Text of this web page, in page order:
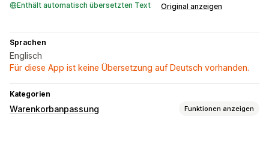
Enthält automatisch übersetzten Text Original anzeigen
Sprachen
Englisch
Für diese App ist keine Übersetzung auf Deutsch vorhanden.
Kategorien
Warenkorbanpassung Funktionen anzeigen